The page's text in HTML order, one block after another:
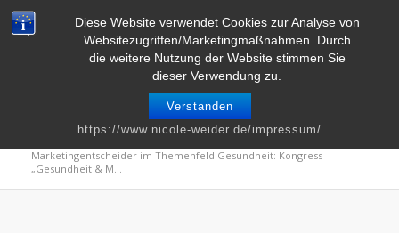
Diese Website verwendet Cookies zur Analyse von
Websitezugriffen/Marketingmaßnahmen. Durch
die weitere Nutzung der Website stimmen Sie
dieser Verwendung zu.
Verstanden
https://www.nicole-weider.de/impressum/
Marketingentscheider im Themenfeld Gesundheit: Kongress
„Gesundheit & M...